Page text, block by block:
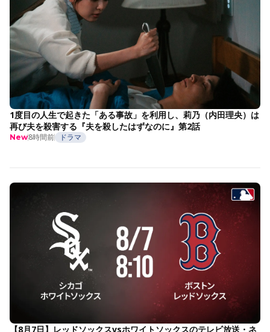
1度目の人生で起きた「ある事故」を利用し、莉乃（内田理央）は
再び夫を殺害する『夫を殺したはずなのに』第2話
New8時間前 ドラマ
【8月7日】レッドソックスvsホワイトソックスのテレビ放送・ネ